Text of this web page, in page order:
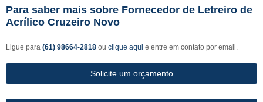
Para saber mais sobre Fornecedor de Letreiro de
Acrílico Cruzeiro Novo
Ligue para (61) 98664-2818 ou clique aqui e entre em contato por email.
Solicite um orçamento